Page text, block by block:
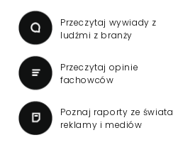
Przeczytaj wywiady z
ludźmi z branży
Przeczytaj opinie
fachowców
Poznaj raporty ze świata
reklamy i mediów